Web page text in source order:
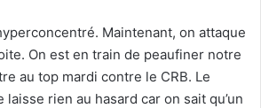
Maintenant, on attaque
On est en train de peaufiner notre
au top mardi contre le CRB. Le
laisse rien au hasard car on sait qu’un